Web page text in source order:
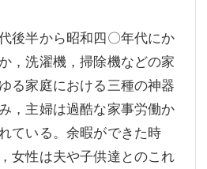
後半から昭和四〇年代にか
，洗濯機，掃除機などの家
る家庭における三種の神器
，主婦は過酷な家事労働か
ている。余暇ができた時
女性は夫や子供達とのこれ